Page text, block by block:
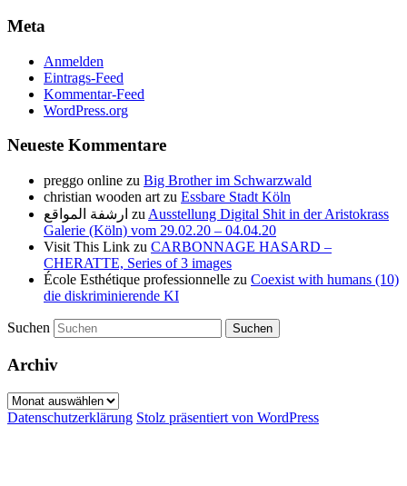
Meta
Anmelden
Eintrags-Feed
Kommentar-Feed
WordPress.org
Neueste Kommentare
preggo online zu Big Brother im Schwarzwald
christian wooden art zu Essbare Stadt Köln
ارشفة المواقع zu Ausstellung Digital Shit in der Aristokrass
Galerie (Köln) vom 29.02.20 – 04.04.20
Visit This Link zu CARBONNAGE HASARD –
CHERATTE, Series of 3 images
École Esthétique professionnelle zu Coexist with humans (10)
die diskriminierende KI
Suchen
Archiv
Archiv
Datenschutzerklärung Stolz präsentiert von WordPress